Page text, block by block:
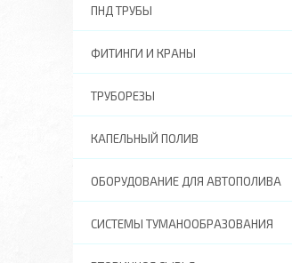
ПНД ТРУБЫ
ФИТИНГИ И КРАНЫ
ТРУБОРЕЗЫ
КАПЕЛЬНЫЙ ПОЛИВ
ОБОРУДОВАНИЕ ДЛЯ АВТОПОЛИВА
СИСТЕМЫ ТУМАНООБРАЗОВАНИЯ